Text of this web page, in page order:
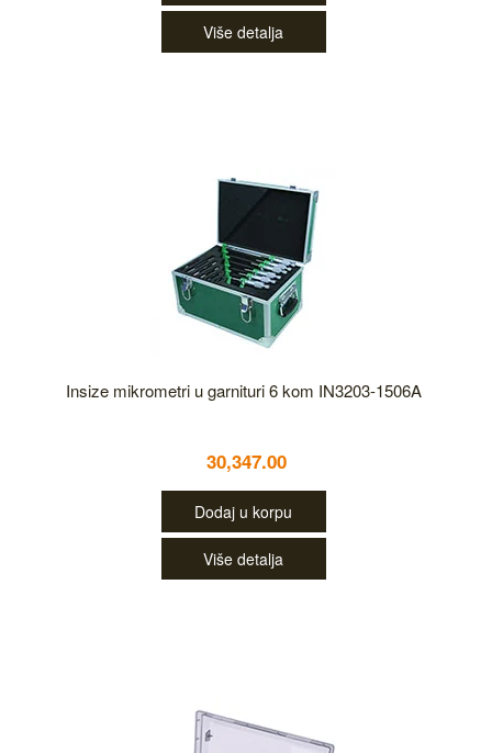
Više detalja
Insize mikrometri u garnituri 6 kom IN3203-1506A
30,347.00
Dodaj u korpu
Više detalja